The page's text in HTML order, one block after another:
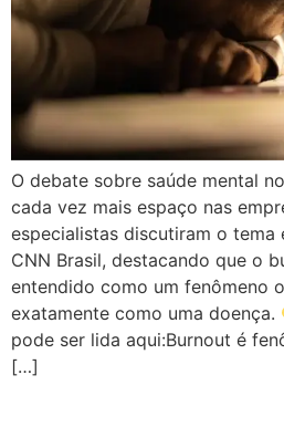
O debate sobre saúde mental
cada vez mais espaço nas
especialistas discutiram o tema
CNN Brasil, destacando que o
entendido como um fenômeno
exatamente como uma doença.
pode ser lida aqui:Burnout é
[…]